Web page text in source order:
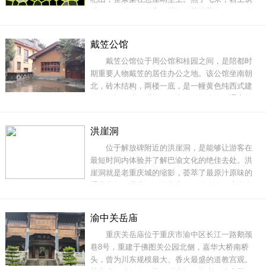
破旧老化，街道狭窄陡峭，房屋简陋幽暗，商业
极度缺乏，物业服务落后，颇有当年大重庆、水
码头、龙蛇混杂
戴笠公馆
戴笠公馆位于周公馆和桂园之间，是陪都时
期重要人物戴笠的居住办公之地。该公馆坐南朝
北，砖木结构，两楼一底，是一幢黄色纯西式建
副阶。院中间有一个小天井，整个建筑保存较完
好。建国后该建筑成为重庆市委办公厅家属宿
舍。该处是目前
洪崖洞
位于解放碑附近的洪崖洞，是能够让游客在
最短时间内体验并了解巴渝文化的绝佳去处。洪
崖洞就是老重庆城的缩影，荟萃了最原汁原味的
楼阁，透着老重庆的气息和商业繁盛的味道，夹
在一片现代化建筑之中显得格外有范。从外面看
洪崖
渝中关岳庙
重庆关岳庙位于重庆市渝中区长江一路鹅颈
巷8号，重建于佛图关公园北侧，嘉华大桥南桥
头，曾为川东规模最大、香火最盛的道教宫观。
关帝庙始建年代不详，明末毁于战火。清康熙三